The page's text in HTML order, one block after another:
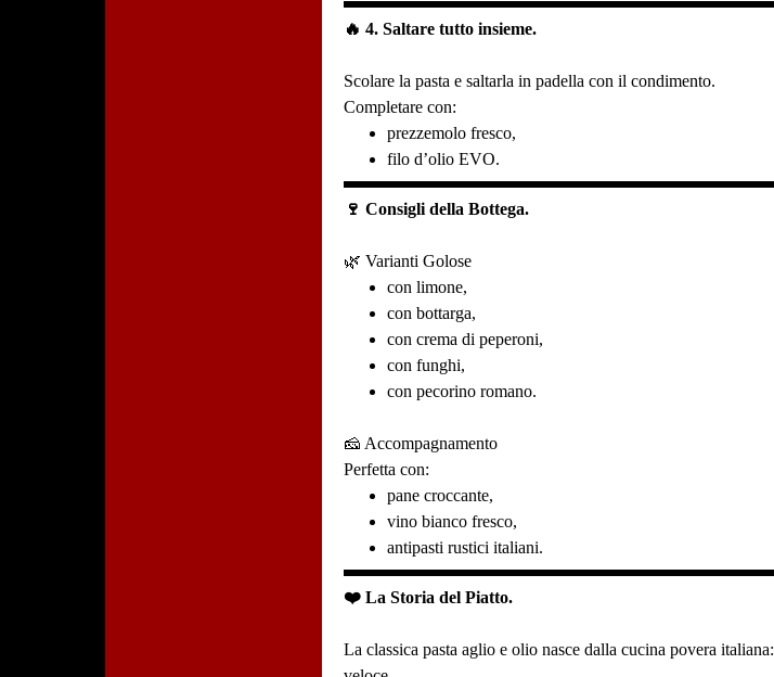
🔥 4. Saltare tutto insieme.
Scolare la pasta e saltarla in padella con il condimento.
Completare con:
prezzemolo fresco,
filo d’olio EVO.
🍷 Consigli della Bottega.
🌿 Varianti Golose
con limone,
con bottarga,
con crema di peperoni,
con funghi,
con pecorino romano.
🧀 Accompagnamento
Perfetta con:
pane croccante,
vino bianco fresco,
antipasti rustici italiani.
❤️ La Storia del Piatto.
La classica pasta aglio e olio nasce dalla cucina povera italiana: